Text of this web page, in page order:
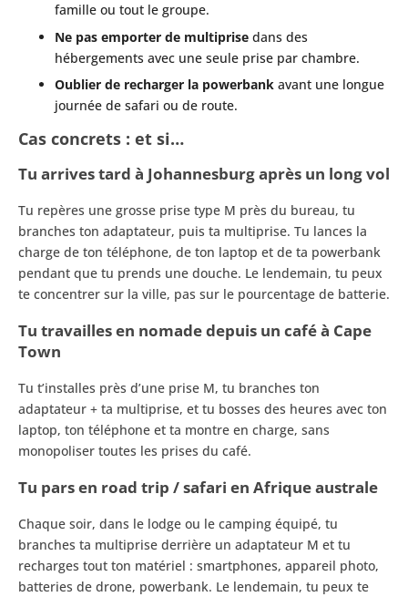
famille ou tout le groupe.
Ne pas emporter de multiprise dans des
hébergements avec une seule prise par chambre.
Oublier de recharger la powerbank avant une longue
journée de safari ou de route.
Cas concrets : et si…
Tu arrives tard à Johannesburg après un long vol
Tu repères une grosse prise type M près du bureau, tu
branches ton adaptateur, puis ta multiprise. Tu lances la
charge de ton téléphone, de ton laptop et de ta powerbank
pendant que tu prends une douche. Le lendemain, tu peux
te concentrer sur la ville, pas sur le pourcentage de batterie.
Tu travailles en nomade depuis un café à Cape
Town
Tu t’installes près d’une prise M, tu branches ton
adaptateur + ta multiprise, et tu bosses des heures avec ton
laptop, ton téléphone et ta montre en charge, sans
monopoliser toutes les prises du café.
Tu pars en road trip / safari en Afrique australe
Chaque soir, dans le lodge ou le camping équipé, tu
branches ta multiprise derrière un adaptateur M et tu
recharges tout ton matériel : smartphones, appareil photo,
batteries de drone, powerbank. Le lendemain, tu peux te